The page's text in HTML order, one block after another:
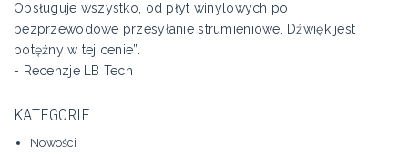
Obsługuje wszystko, od płyt winylowych po
bezprzewodowe przesyłanie strumieniowe. Dźwięk jest
potężny w tej cenie”.
- Recenzje LB Tech
KATEGORIE
Nowości